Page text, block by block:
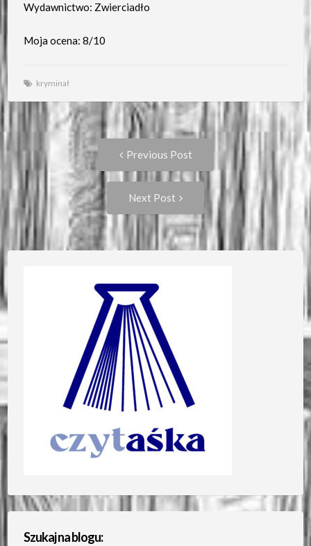
Wydawnictwo: Zwierciadło
Moja ocena: 8/10
kryminał
Post
navigation
Previous Post
Previous
post:
Next Post
Next
Post:
Szukaj na blogu: